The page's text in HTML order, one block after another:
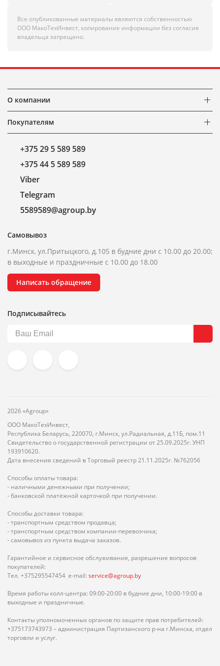
Все опубликованные материалы являются собственностью
ООО МакоТехИнвест, копирование информации без согласия
владельца запрещено.
О компании
Покупателям
+375 29 5 589 589
+375 44 5 589 589
Viber
Telegram
5589589@agroup.by
Самовывоз
г.Минск, ул.Притыцкого, д.105 в будние дни с 10.00 до 20.00;
в выходные и праздничные с 10.00 до 18.00
Написать обращение
Подписывайтесь
2026 «Agroup»
ООО МакоТехИнвест,
Республика Беларусь, 220070, г.Минск, ул.Радиальная, д.11Б, пом.11
Свидетельство о государственной регистрации от 25.09.2025г. УНП
193910620.
Дата внесения сведений в Торговый реестр 21.11.2025г. №762056
Способы оплаты товара:
- наличными денежными при получении;
- банковской платёжной карточкой при получении.
Способы доставки товара:
- транспортным средством продавца;
- транспортным средством компании-перевозчика;
- самовывоз из пункта выдача заказов.
Гарантийное и сервисное обслуживание, разрешение вопросов
покупателей:
Тел. +375295547454 e-mail: service@agroup.by
Время работы колл-центра: 09:00-20:00 в будние дни, 10:00-19:00 в
выходные и праздничные.
Контакты уполномоченных органов по защите прав потребителей:
+375173743973 – администрация Партизанского р-на г.Минска, отдел
торговли и услуг.